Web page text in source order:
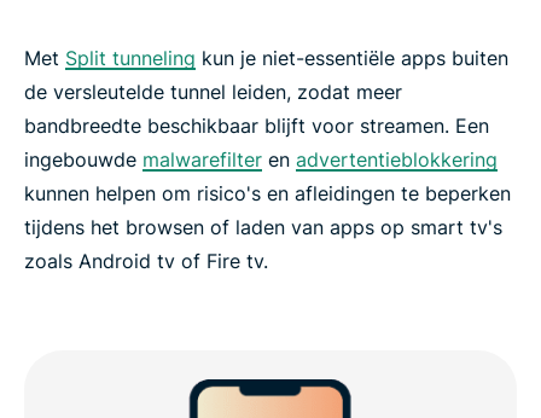
Met Split tunneling kun je niet-essentiële apps buiten
de versleutelde tunnel leiden, zodat meer
bandbreedte beschikbaar blijft voor streamen. Een
ingebouwde malwarefilter en advertentieblokkering
kunnen helpen om risico's en afleidingen te beperken
tijdens het browsen of laden van apps op smart tv's
zoals Android tv of Fire tv.